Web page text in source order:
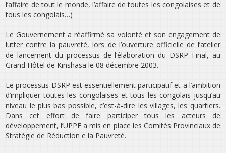
l’affaire de tout le monde, l’affaire de toutes les congolaises et de
tous les congolais…)
Le Gouvernement a réaffirmé sa volonté et son engagement de
lutter contre la pauvreté, lors de l’ouverture officielle de l’atelier
de lancement du processus de l’élaboration du DSRP Final, au
Grand Hôtel de Kinshasa le 08 décembre 2003.
Le processus DSRP est essentiellement participatif et a l’ambition
d’impliquer toutes les congolaises et tous les congolais jusqu’au
niveau le plus bas possible, c’est-à-dire les villages, les quartiers.
Dans cet effort de faire participer tous les acteurs de
développement, l’UPPE a mis en place les Comités Provinciaux de
Stratégie de Réduction e la Pauvreté.